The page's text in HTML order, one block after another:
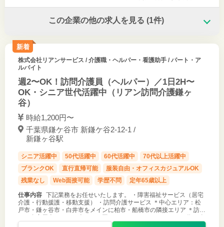
この企業の他の求人を見る (1件)
新着
株式会社リアンサービス / 介護職・ヘルパー・看護助手 / パート・ア
ルバイト
週2〜OK！訪問介護員（ヘルパー）／1日2H〜
OK・シニア世代活躍中（リアン訪問介護鎌ヶ
谷）
時給1,200円〜
千葉県鎌ケ谷市 新鎌ケ谷2-12-1 /
新鎌ヶ谷駅
シニア活躍中 50代活躍中 60代活躍中
70代以上活躍中
ブランクOK
直行直帰可能
服装自由・オフィスカジュアルOK
残業なし
Web面接可能 学歴不問 定年65歳以上
仕事内容 下記業務をお任せいたします。 ・障害福祉サービス（居宅
介護・行動援護・移動支援） ・訪問介護サービス ＊中心エリア：松
戸市・鎌ヶ谷市・白井市をメインに柏市・船橋市の隣接エリア ＊訪問
は、自家用車（バイク含む）で回っていただきます（ガソリン代は移
動手当として支給